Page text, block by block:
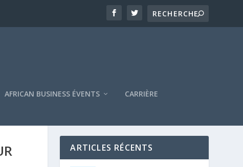
AFRICAN BUSINESS ÉVENTS CARRIÈRE
ARTICLES RÉCENTS